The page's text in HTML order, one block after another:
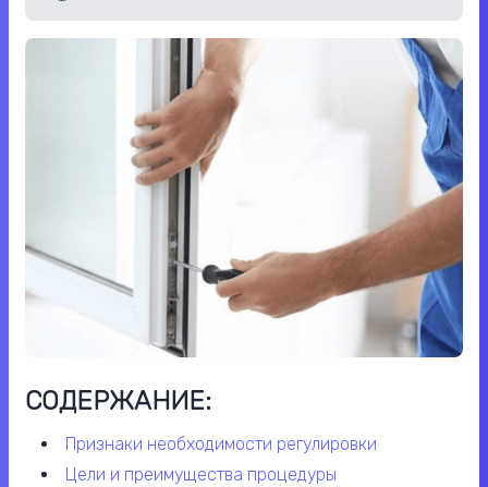
СОДЕРЖАНИЕ:
признаки необходимости регулировки
цели и преимущества процедуры